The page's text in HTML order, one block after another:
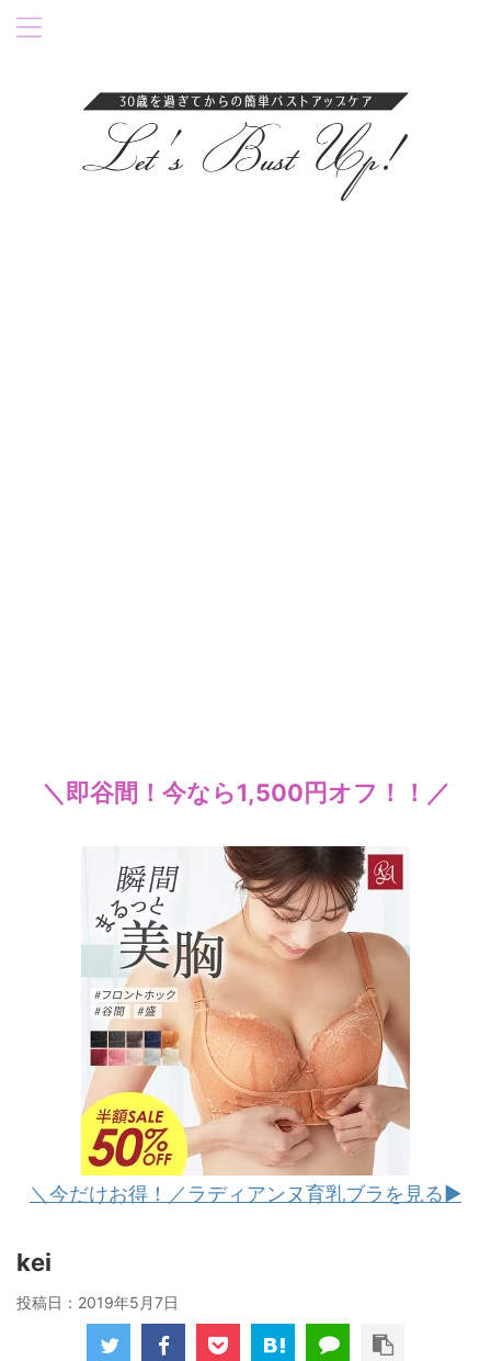
＼即谷間！今なら1,500円オフ！！／
＼今だけお得！／ラディアンヌ育乳ブラを見る▶︎
kei
投稿日： 2019年5月7日